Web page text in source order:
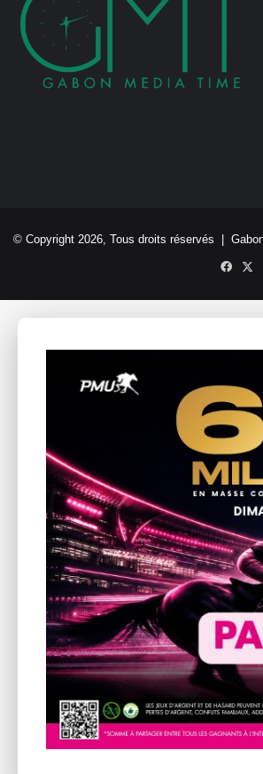
© Copyright 2026, Tous droits réservés |
X